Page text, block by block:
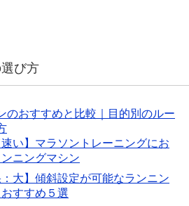
び方
のおすすめと比較｜目的別のルー
速い】マラソントレーニングにお
ニングマシン
：大】傾斜設定が可能なランニン
すすめ５選